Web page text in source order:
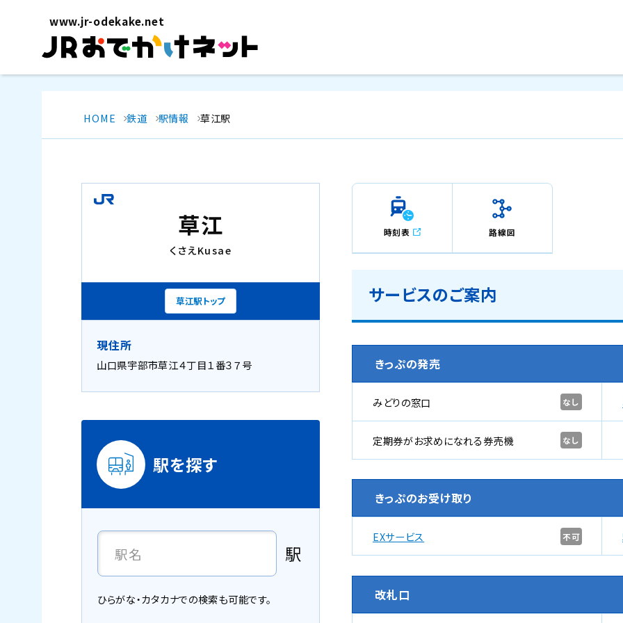
www.jr-odekake.net
HOME 鉄道 駅情報 草江駅
草江
くさえKusae
草江駅トップ
時刻表 路線図
サービスのご案内
きっぷの発売
みどりの窓口 なし
定期券がお求めになれる券売機 なし
きっぷのお受け取り
EXサービス 不可
改札口
現住所
山口県宇部市草江４丁目１番３７号
駅を探す
駅
ひらがな・カタカナでの検索も可能です。